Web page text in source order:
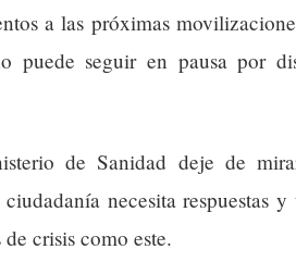
a las próximas
puede seguir en pausa por
de Sanidad deje de
necesita respuestas
crisis como este.